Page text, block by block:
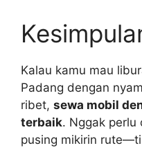
Kalau kamu mau
Padang dengan
ribet, sewa mobil
terbaik. Nggak perlu
pusing mikirin